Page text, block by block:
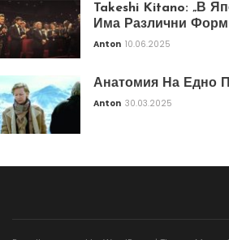
Takeshi Kitano: „В
Има Различни
Anton 10.06.2025
Анатомия На Едно
Anton 30.03.2025